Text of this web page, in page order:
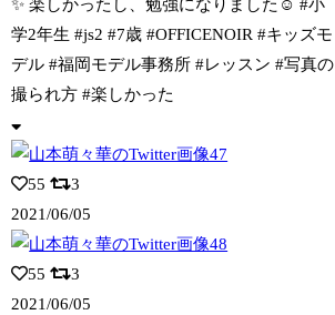
✨ 楽しかったし、勉強になりました☺️ #小
学2年生 #js2 #7歳 #OFFICENOIR #キッズモ
デル #福岡モデル事務所 #レッスン #写真の
撮られ方 #楽しかった
55
3
2021/06/05
55
3
2021/06/05